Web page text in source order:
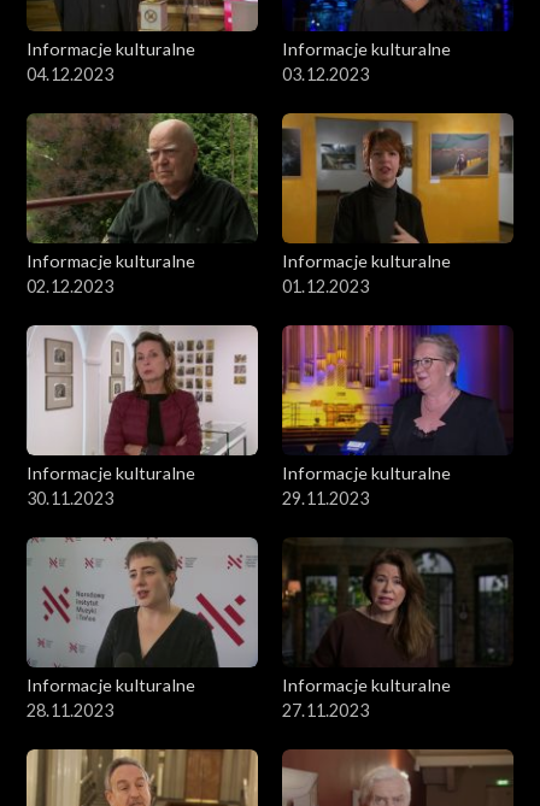
Informacje kulturalne
04.12.2023
Informacje kulturalne
03.12.2023
Informacje kulturalne
02.12.2023
Informacje kulturalne
01.12.2023
Informacje kulturalne
30.11.2023
Informacje kulturalne
29.11.2023
Informacje kulturalne
28.11.2023
Informacje kulturalne
27.11.2023